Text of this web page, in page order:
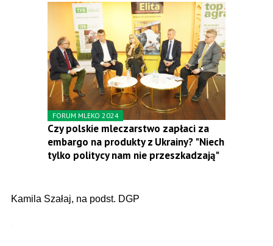
FORUM MLEKO 2024
Czy polskie mleczarstwo zapłaci za
embargo na produkty z Ukrainy? "Niech
tylko politycy nam nie przeszkadzają"
Kamila Szałaj, na podst. DGP